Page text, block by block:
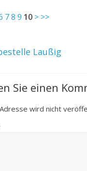
78 9 10 > >>
Laußig
Sie einen
wird nicht